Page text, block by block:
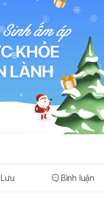
Lưu Bình luận